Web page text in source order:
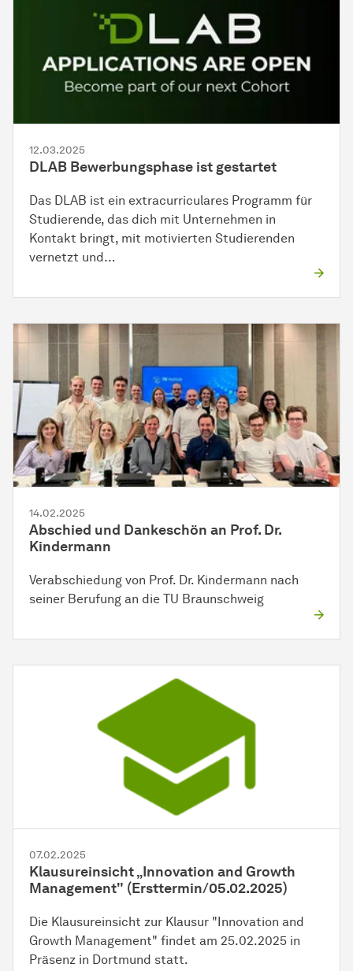
12.03.2025
DLAB Bewerbungsphase ist gestartet
Das DLAB ist ein extracurriculares Programm für
Studierende, das dich mit Unternehmen in
Kontakt bringt, mit motivierten Studierenden
vernetzt und…
14.02.2025
Abschied und Dankeschön an Prof. Dr.
Kindermann
Verabschiedung von Prof. Dr. Kindermann nach
seiner Berufung an die TU Braunschweig
07.02.2025
Klausureinsicht „Innovation and Growth
Management" (Ersttermin/05.02.2025)
Die Klausureinsicht zur Klausur "Innovation and
Growth Management" findet am 25.02.2025 in
Präsenz in Dortmund statt.